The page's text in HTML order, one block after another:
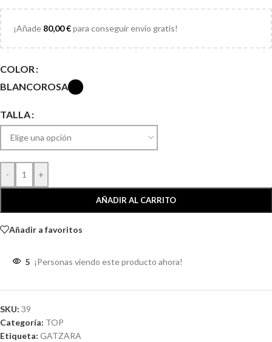
¡Añade 80,00€para conseguir envío gratis!
COLOR
BLANCOROSA
TALLA
- +
AÑADIR AL CARRITO
Añadir a favoritos
5 ¡Personas viendo este producto ahora!
SKU: 39
Categoría: TOP
Etiqueta: GATZARA